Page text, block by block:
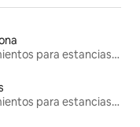
Alojamientos para estancias largas
Alojamientos para estancias largas